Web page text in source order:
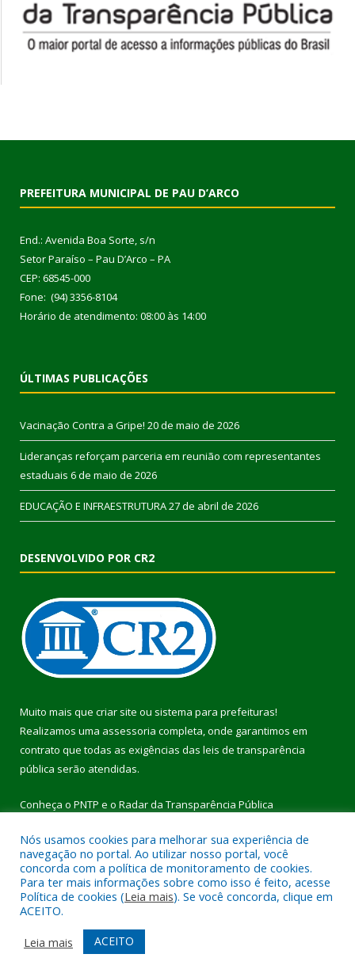
PREFEITURA MUNICIPAL DE PAU D’ARCO
End.: Avenida Boa Sorte, s/n
Setor Paraíso – Pau D’Arco – PA
CEP: 68545-000
Fone: (94) 3356-8104
Horário de atendimento: 08:00 às 14:00
ÚLTIMAS PUBLICAÇÕES
Vacinação Contra a Gripe! 20 de maio de 2026
Lideranças reforçam parceria em reunião com representantes
estaduais 6 de maio de 2026
EDUCAÇÃO E INFRAESTRUTURA27 de abril de 2026
DESENVOLVIDO POR CR2
Muito mais que criar site ou sistema para prefeituras!
Realizamos uma assessoria completa, onde garantimos em
contrato que todas as exigências das leis de transparência
pública serão atendidas.
Conheça o PNTP e o Radar da Transparência Pública
Todos os direitos reservados a Prefeitura Municipal de Pau
D’Arco.
Mapa do Site
Acessar Área Administrativa
Acessar Webmail
Nós usamos cookies para melhorar sua experiência de
navegação no portal. Ao utilizar nosso portal, você
concorda com a política de monitoramento de cookies.
Para ter mais informações sobre como isso é feito, acesse
Política de cookies (Leia mais). Se você concorda, clique em
ACEITO.
Leia mais
ACEITO